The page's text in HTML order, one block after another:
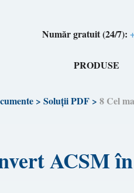
Număr gratuit (24/7):
PRODUSE
> Soluții PDF> 8 Cel
ACSM